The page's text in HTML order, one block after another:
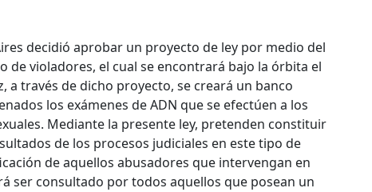
decidió aprobar un proyecto de ley por medio del
de violadores, el cual se encontrará bajo la órbita el
a través de dicho proyecto, se creará un banco
los exámenes de ADN que se efectúen a los
Mediante la presente ley, pretenden constituir
de los procesos judiciales en este tipo de
de aquellos abusadores que intervengan en
ser consultado por todos aquellos que posean un